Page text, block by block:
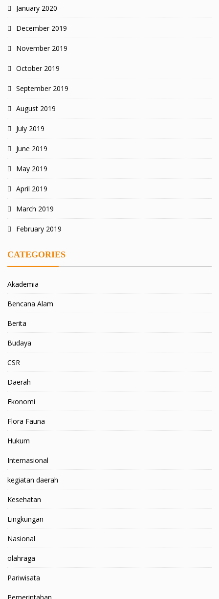
January 2020
December 2019
November 2019
October 2019
September 2019
August 2019
July 2019
June 2019
May 2019
April 2019
March 2019
February 2019
CATEGORIES
Akademia
Bencana Alam
Berita
Budaya
CSR
Daerah
Ekonomi
Flora Fauna
Hukum
Internasional
kegiatan daerah
Kesehatan
Lingkungan
Nasional
olahraga
Pariwisata